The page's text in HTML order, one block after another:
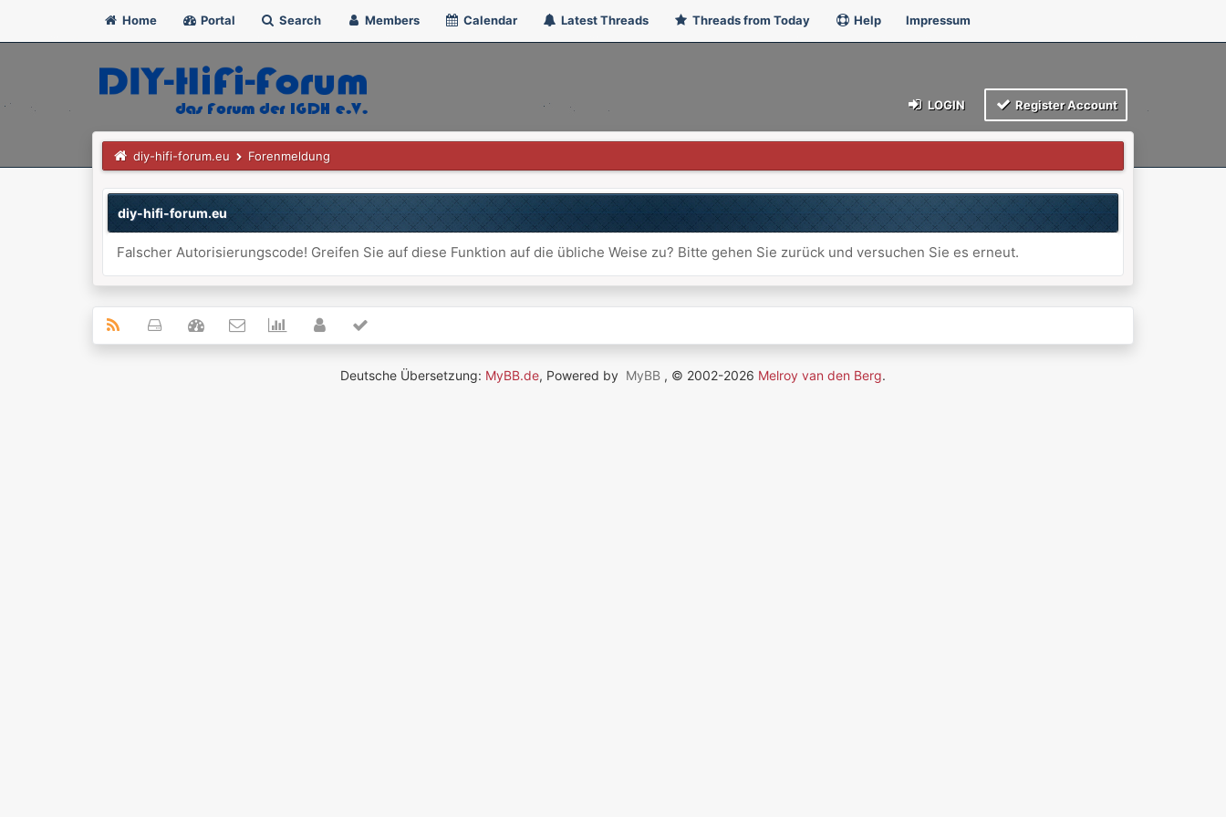
Home Portal Search Members Calendar Latest Threads Threads from Today Help Impressum
LOGIN Register Account
diy-hifi-forum.eu Forenmeldung
diy-hifi-forum.eu
Falscher Autorisierungscode! Greifen Sie auf diese Funktion auf die übliche Weise zu? Bitte gehen Sie zurück und versuchen Sie es erneut.
Deutsche Übersetzung: MyBB.de, Powered by MyBB , © 2002-2026 Melroy van den Berg.